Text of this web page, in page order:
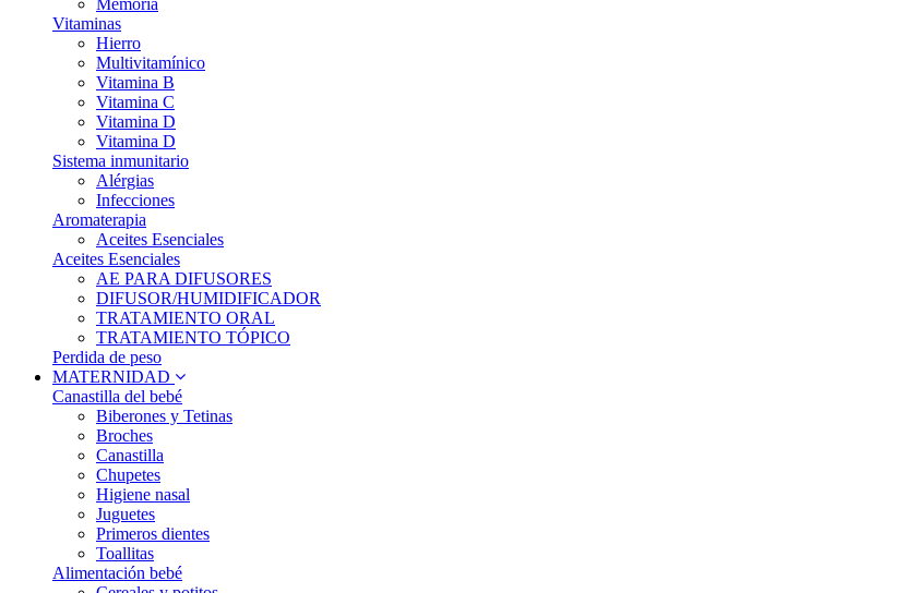
Memoria
Vitaminas
Hierro
Multivitamínico
Vitamina B
Vitamina C
Vitamina D
Vitamina D
Sistema inmunitario
Alérgias
Infecciones
Aromaterapia
Aceites Esenciales
Aceites Esenciales
AE PARA DIFUSORES
DIFUSOR/HUMIDIFICADOR
TRATAMIENTO ORAL
TRATAMIENTO TÓPICO
Perdida de peso
MATERNIDAD
Canastilla del bebé
Biberones y Tetinas
Broches
Canastilla
Chupetes
Higiene nasal
Juguetes
Primeros dientes
Toallitas
Alimentación bebé